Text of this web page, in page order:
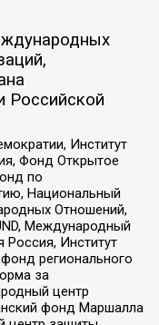
Российской
Институт
Фонд Открытое
по
Национальный
Отношений,
Международный
Россия, Институт
регионального
за
центр
фонд Маршалла